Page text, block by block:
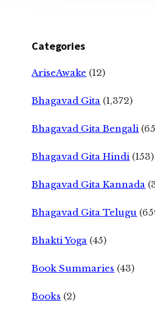
Categories
AriseAwake (12)
Bhagavad Gita (1,372)
Bhagavad Gita Bengali
Bhagavad Gita Hindi (153)
Bhagavad Gita Kannada
Bhagavad Gita Telugu
Bhakti Yoga (45)
Book Summaries (43)
Books (2)